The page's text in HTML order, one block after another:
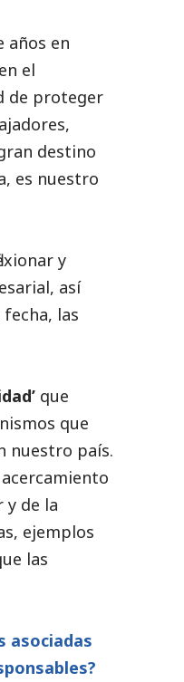
años en
el
de proteger
destino
es nuestro
y
así
las
que
que
nuestro país.
y de la
ejemplos
las
asociadas